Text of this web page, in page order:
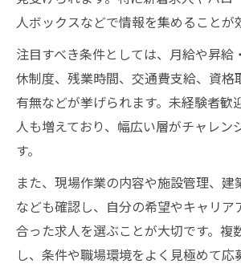
人ボックスなどで情報を集めることが
注目すべき条件としては、月給や昇給
休制度、残業時間、交通費支給、資格
有無などが挙げられます。未経験者歓
人も増えており、幅広い層がチャレン
す。
また、現場作業の内容や施設管理、建
なども確認し、自分の希望やキャリア
合った求人を選ぶことが大切です。複
し、条件や職場環境をよく見極めて応